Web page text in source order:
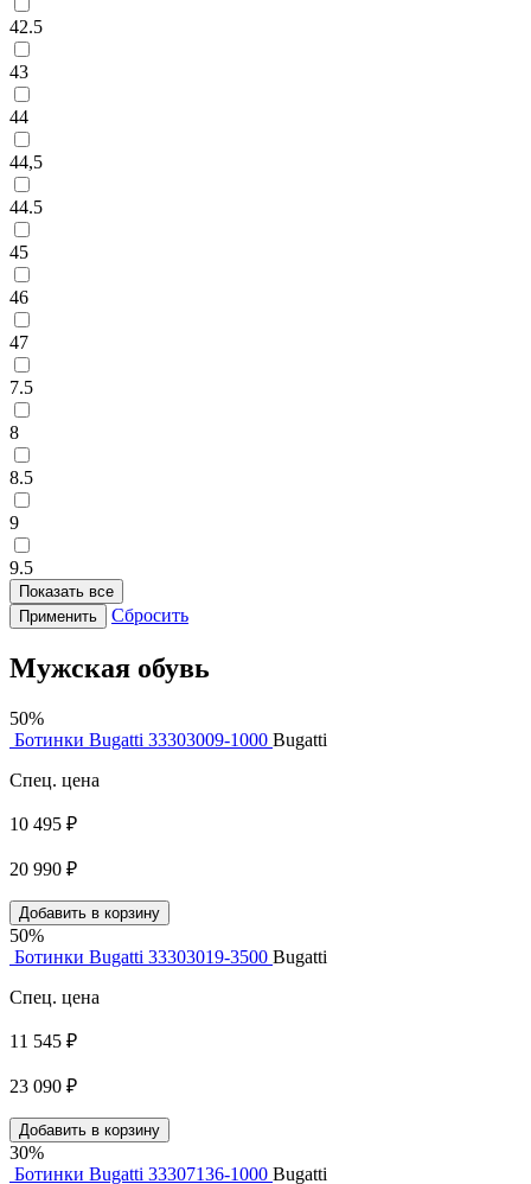
42.5
43
44
44,5
44.5
45
46
47
7.5
8
8.5
9
9.5
Показать все
Применить
Сбросить
Мужская обувь
50%
Ботинки Bugatti 33303009-1000 Bugatti
Спец. цена
10 495 ₽
20 990 ₽
Добавить в корзину
50%
Ботинки Bugatti 33303019-3500 Bugatti
Спец. цена
11 545 ₽
23 090 ₽
Добавить в корзину
30%
Ботинки Bugatti 33307136-1000 Bugatti